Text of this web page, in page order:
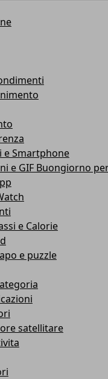
e Smartphone
e GIF Buongiorno
e Calorie
e puzzle
satellitare